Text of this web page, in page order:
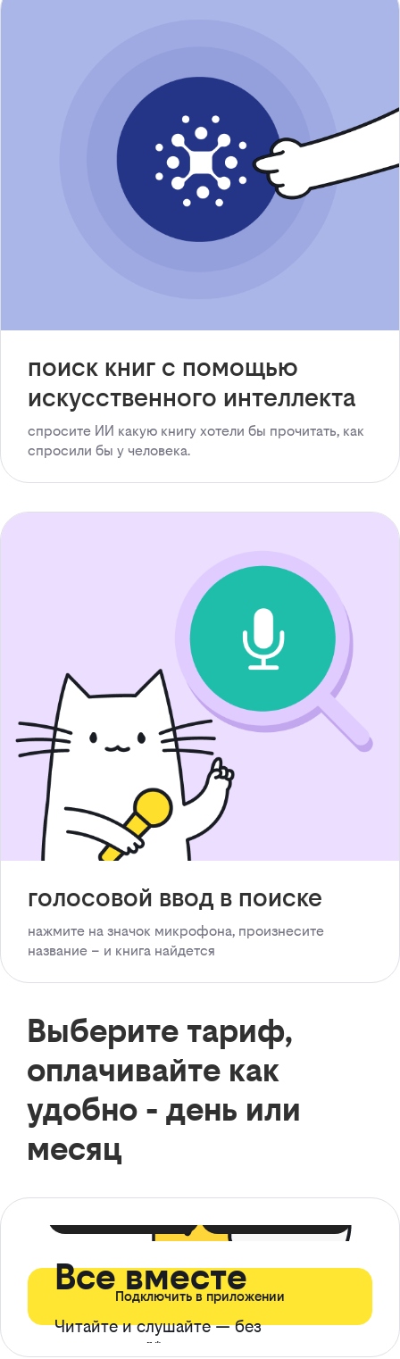
поиск книг с помощью
искусственного интеллекта
спросите ИИ какую книгу хотели бы прочитать, как
спросили бы у человека.
голосовой ввод в поиске
нажмите на значок микрофона, произнесите
название – и книга найдется
Выберите тариф,
оплачивайте как
удобно - день или
месяц
Все вместе
Читайте и слушайте — без
ограничений*
Подключить в приложении